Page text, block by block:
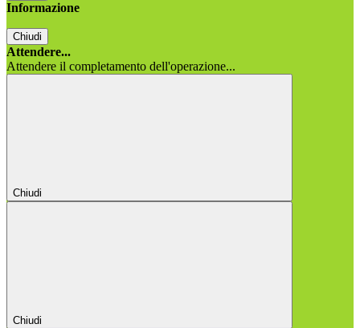
Informazione
Chiudi
Attendere...
Attendere il completamento dell'operazione...
Chiudi
Chiudi